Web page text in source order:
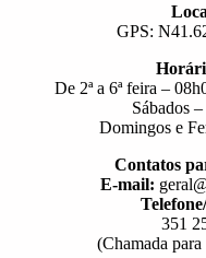
GPS:
De 2ª a 6ª feira –
Sábados
Domingos e
Contatos
E-mail:
351
(Chamada